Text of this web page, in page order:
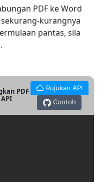
PDF ke Word
kurangnya
pantas, sila
PDF
Rujukan API
Contoh